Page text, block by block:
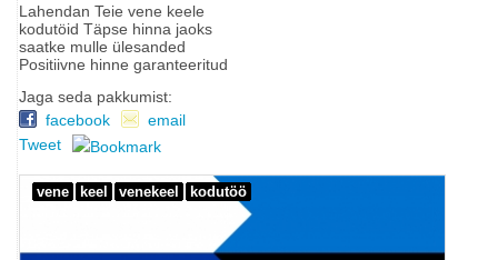
Lahendan Teie vene keele
kodutöid Täpse hinna jaoks
saatke mulle ülesanded
Positiivne hinne garanteeritud
Jaga seda pakkumist:
facebook
email
Tweet
vene keel venekeel kodutöö